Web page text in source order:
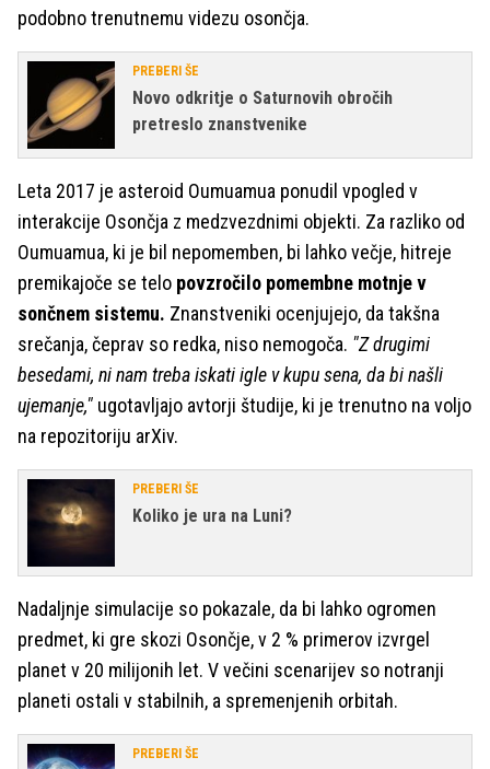
podobno trenutnemu videzu osončja.
PREBERI ŠE
Novo odkritje o Saturnovih obročih
pretreslo znanstvenike
Leta 2017 je asteroid Oumuamua ponudil vpogled v
interakcije Osončja z medzvezdnimi objekti. Za razliko od
Oumuamua, ki je bil nepomemben, bi lahko večje, hitreje
premikajoče se telo povzročilo pomembne motnje v
sončnem sistemu. Znanstveniki ocenjujejo, da takšna
srečanja, čeprav so redka, niso nemogoča. "Z drugimi
besedami, ni nam treba iskati igle v kupu sena, da bi našli
ujemanje," ugotavljajo avtorji študije, ki je trenutno na voljo
na repozitoriju arXiv.
PREBERI ŠE
Koliko je ura na Luni?
Nadaljnje simulacije so pokazale, da bi lahko ogromen
predmet, ki gre skozi Osončje, v 2 % primerov izvrgel
planet v 20 milijonih let. V večini scenarijev so notranji
planeti ostali v stabilnih, a spremenjenih orbitah.
PREBERI ŠE